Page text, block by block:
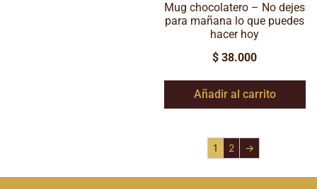
Mug chocolatero – No dejes
para mañana lo que puedes
hacer hoy
$ 38.000
Añadir al carrito
1 2 →